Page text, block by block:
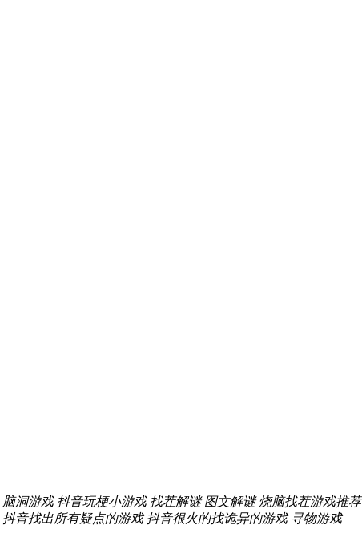
脑洞游戏 抖音玩梗小游戏 找茬解谜 图文解谜 烧脑找茬游戏推荐
抖音找出所有疑点的游戏 抖音很火的找诡异的游戏 寻物游戏